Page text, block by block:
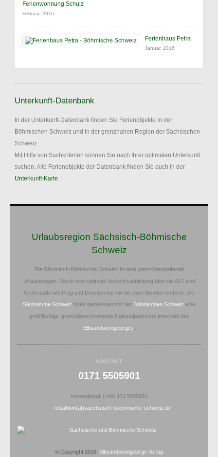
Ferienwohnung Schulz
Februar, 2016
Ferienhaus Petra
Januar, 2016
Unterkunft-Datenbank
In der Unterkunft-Datenbank finden Sie Ferienobjekte in der
Böhmischen Schweiz und in der grenznahen Region der Sächsischen
Schweiz.
Mit Hilfe von Suchkriterien können Sie nach Ihrer optimalen Unterkunft
suchen. Alle Ferienobjekte der Datenbank finden Sie auch in der
Unterkunft-Karte.
Urlaubsregion Sächsisch-Böhmische
Schweiz
Die Sächsisch-Böhmische Schweiz ist eine grenzübergreifende
Urlaubsregion. Durch eine optimale Verkehrsanbindung über die A17 sind
Großstädte wie Prag und Dresden nur ein bis zwei Stunden entfernt. Die
Sächsische Schweiz bildet gemeinsam mit der Böhmischen Schweiz eine
großflächige, grenzüberschreitende Nationalparkzone innerhalb des
Elbsandsteingebirges
KONTAKT
0171 5505901
International: (+49) 171 5505901
redaktion(at)saechsisch-boehmische-schweiz.de
© Copyright 2026, Elbsandsteingebirge Verlag